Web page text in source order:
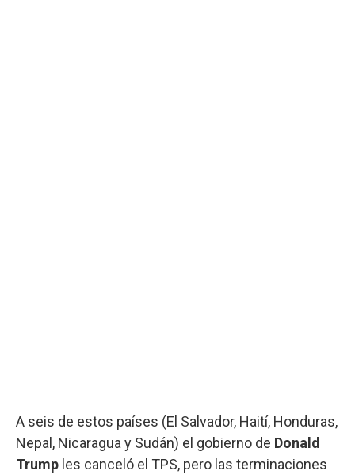
A seis de estos países (El Salvador, Haití, Honduras,
Nepal, Nicaragua y Sudán) el gobierno de Donald
Trump les canceló el TPS, pero las terminaciones